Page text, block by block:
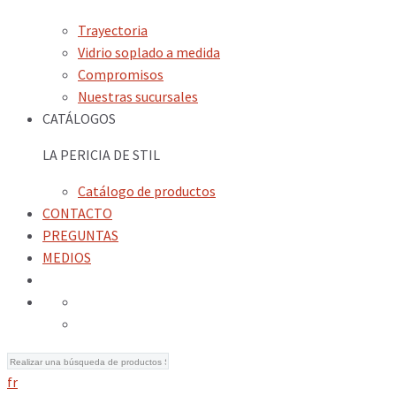
Trayectoria
Vidrio soplado a medida
Compromisos
Nuestras sucursales
CATÁLOGOS
LA PERICIA DE STIL
Catálogo de productos
CONTACTO
PREGUNTAS
MEDIOS
fr